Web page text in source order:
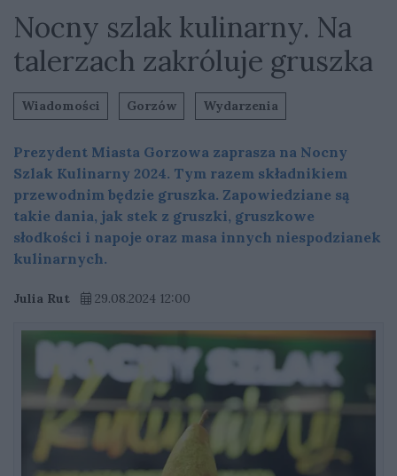
Nocny szlak kulinarny. Na
talerzach zakróluje gruszka
Wiadomości Gorzów Wydarzenia
Prezydent Miasta Gorzowa zaprasza na Nocny
Szlak Kulinarny 2024. Tym razem składnikiem
przewodnim będzie gruszka. Zapowiedziane są
takie dania, jak stek z gruszki, gruszkowe
słodkości i napoje oraz masa innych niespodzianek
kulinarnych.
Julia Rut 29.08.2024 12:00